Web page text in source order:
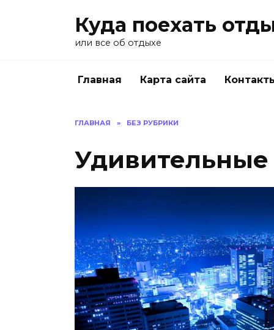
Куда поехать
или все об отдыхе
Главная Карта сайта
ГЛАВНАЯ » БЕЗ РУБРИКИ
Удивительные